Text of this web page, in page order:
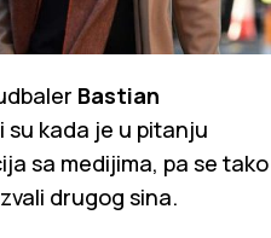
Bastian
su kada je u pitanju
sa medijima, pa se tako
drugog sina.